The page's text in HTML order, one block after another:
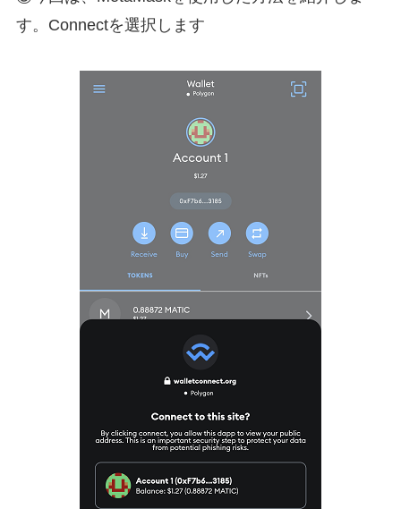
す。Connectを選択します